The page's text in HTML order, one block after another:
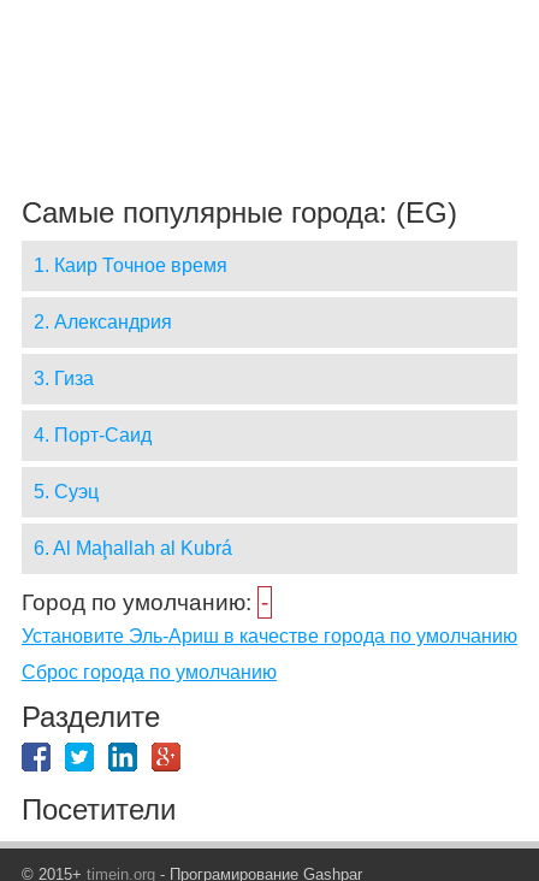
Самые популярные города: (EG)
1. Каир Точное время
2. Александрия
3. Гиза
4. Порт-Саид
5. Суэц
6. Al Maḩallah al Kubrá
Город по умолчанию: -
Установите Эль-Ариш в качестве города по умолчанию
Сброс города по умолчанию
Разделите
Посетители
© 2015+ timein.org- Програмирование Gashpar